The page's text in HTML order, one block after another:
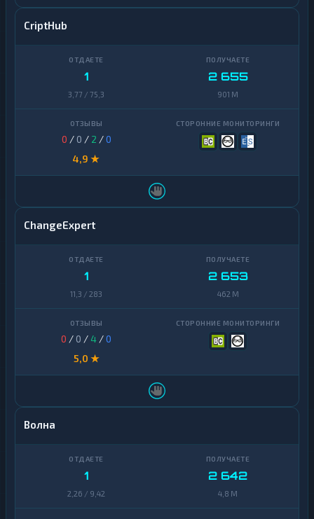
CriptHub
1
3,77 / 75,3
2 655
901 M
0 / 0 / 2 /0
4,9 ★
ChangeExpert
1
11,3 / 283
2 653
462 M
0 / 0 / 4 /0
5,0 ★
Волна
1
2,26 / 9,42
2 642
4,8 M